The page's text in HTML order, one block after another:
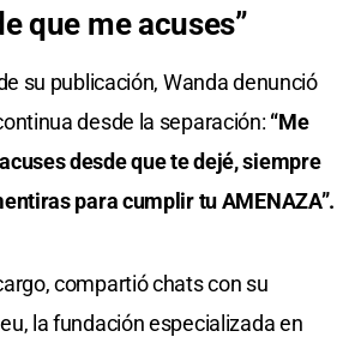
que me acuses”
su publicación, Wanda denunció
desde la separación: “Me
desde que te dejé, siempre
para cumplir tu AMENAZA”.
compartió chats con su
la fundación especializada en